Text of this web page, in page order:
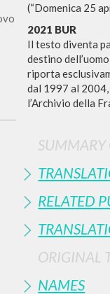
(“Domenica 25
2021 BUR
Il testo diventa
destino
riporta
dal 1997 al
l’Archivio della
SUMMARY
RELATED
ORIGINAL
NAMES
Do you